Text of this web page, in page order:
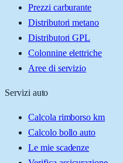
Prezzi carburante
Distributori metano
Distributori GPL
Colonnine elettriche
Aree di servizio
Servizi auto
Calcola rimborso km
Calcolo bollo auto
Le mie scadenze